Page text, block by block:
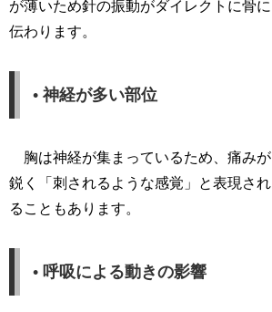
が薄いため針の振動がダイレクトに骨に
伝わります。
• 神経が多い部位
胸は神経が集まっているため、痛みが
鋭く「刺されるような感覚」と表現され
ることもあります。
• 呼吸による動きの影響